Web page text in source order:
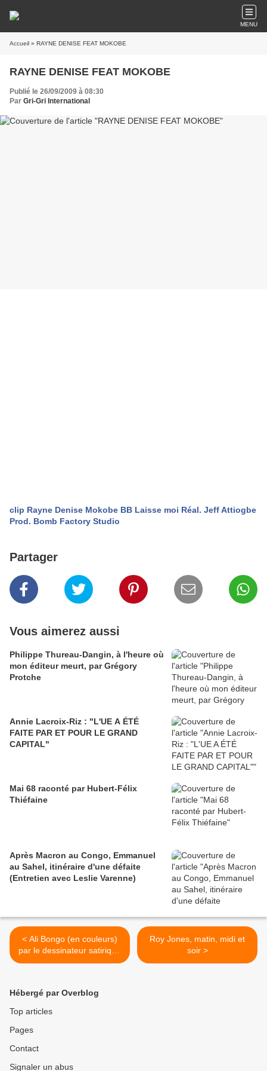
MENU
Accueil » RAYNE DENISE FEAT MOKOBE
RAYNE DENISE FEAT MOKOBE
Publié le 26/09/2009 à 08:30
Par Gri-Gri International
clip Rayne Denise Mokobe BB Laisse moi Réal. Jeff Attiogbe
Prod. Bomb Factory Studio
Partager
Vous aimerez aussi
Philippe Thureau-Dangin, à l'heure où
mon éditeur meurt, par Grégory
Protche
Annie Lacroix-Riz : "L'UE A ÉTÉ
FAITE PAR ET POUR LE GRAND
CAPITAL"
Mai 68 raconté par Hubert-Félix
Thiéfaine
Après Macron au Congo, Emmanuel
au Sahel, itinéraire d'une défaite
(Entretien avec Leslie Varenne)
< Ali Bongo (en couleurs)
par le dessinateur satirique
Pahé
Roy Jones, matin, midi et
soir >
Hébergé par Overblog
Top articles
Pages
Contact
Signaler un abus